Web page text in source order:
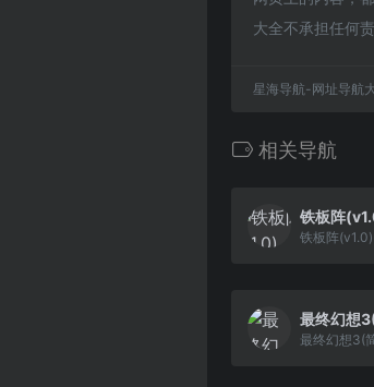
大全不承担任何责
星海导航-网址导航
相关导航